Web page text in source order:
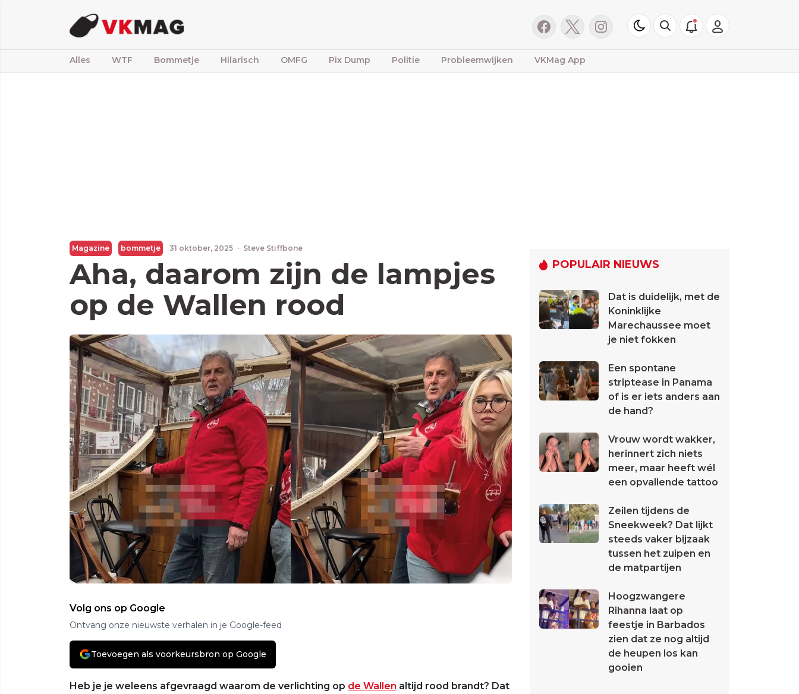
Alles WTF Bommetje Hilarisch OMFG Pix Dump Politie Probleemwijken VKMag App
Magazine bommetje 31 oktober, 2025 · Steve Stiffbone
Aha, daarom zijn de lampjes
op de Wallen rood
Volg ons op Google
Ontvang onze nieuwste verhalen in je Google-feed
Toevoegen als voorkeursbron op Google
Heb je je weleens afgevraagd waarom de verlichting op de Wallen altijd rood brandt? Dat
POPULAIR NIEUWS
Dat is duidelijk, met de
Koninklijke
Marechaussee moet
je niet fokken
Een spontane
striptease in Panama
of is er iets anders aan
de hand?
Vrouw wordt wakker,
herinnert zich niets
meer, maar heeft wél
een opvallende tattoo
Zeilen tijdens de
Sneekweek? Dat lijkt
steeds vaker bijzaak
tussen het zuipen en
de matpartijen
Hoogzwangere
Rihanna laat op
feestje in Barbados
zien dat ze nog altijd
de heupen los kan
gooien